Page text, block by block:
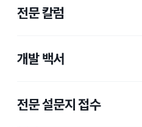
전문 칼럼
개발 백서
전문 설문지 접수